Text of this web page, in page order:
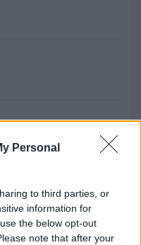
Personal
to third parties, or
information for
the below opt-out
note that after your